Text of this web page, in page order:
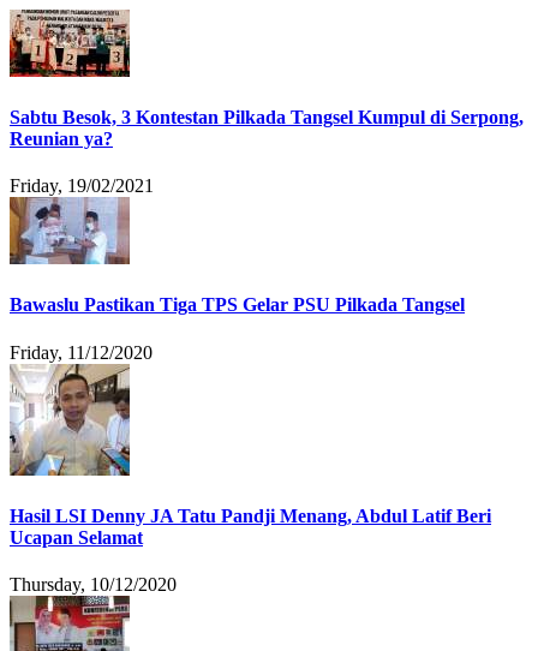
Sabtu Besok, 3 Kontestan Pilkada Tangsel Kumpul di Serpong,
Reunian ya?
Friday, 19/02/2021
Bawaslu Pastikan Tiga TPS Gelar PSU Pilkada Tangsel
Friday, 11/12/2020
Hasil LSI Denny JA Tatu Pandji Menang, Abdul Latif Beri
Ucapan Selamat
Thursday, 10/12/2020